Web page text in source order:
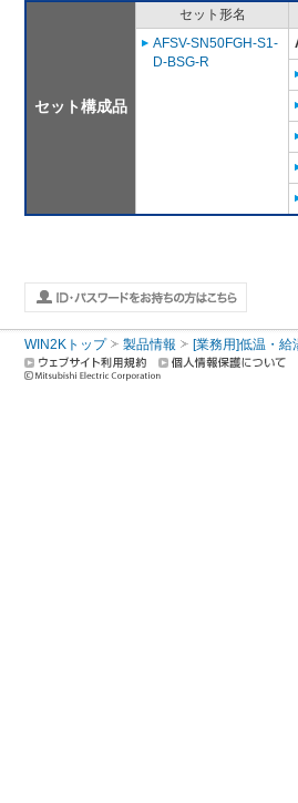
セット構成品
セット形名
AFSV-SN50FGH-S1-
D-BSG-R
WIN2Kトップ 製品情報 [業務用]低温・給